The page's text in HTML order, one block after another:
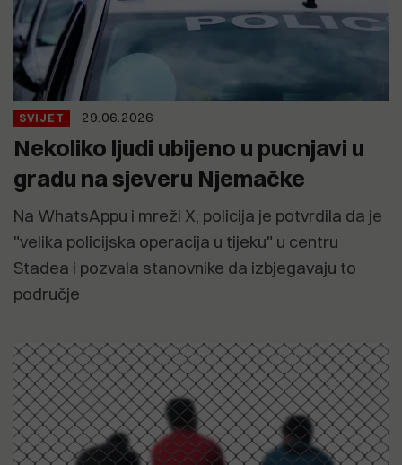
SVIJET 29.06.2026
Nekoliko ljudi ubijeno u pucnjavi u
gradu na sjeveru Njemačke
Na WhatsAppu i mreži X, policija je potvrdila da je
"velika policijska operacija u tijeku" u centru
Stadea i pozvala stanovnike da izbjegavaju to
područje